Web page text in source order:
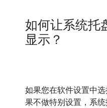
如何让系统托
显示？
如果您在软件设置中
果不做特别设置，系